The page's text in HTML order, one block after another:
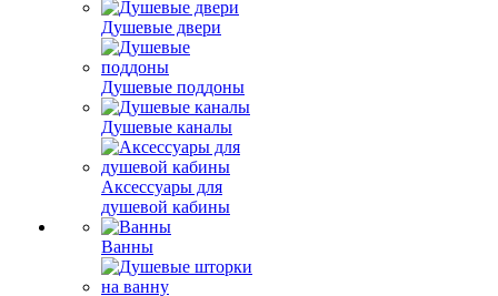
Душевые двери
Душевые поддоны
Душевые каналы
Аксессуары для
душевой кабины
Ванны